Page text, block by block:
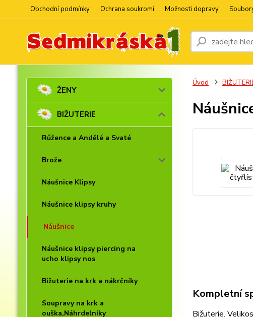
Obchodní podmínky Ochrana soukromí Možnosti dopravy
ŽENY
BIŽUTERIE
Růžence a Andělé a Svaté
Brože
Náušnice Klipsy
Náušnice klipsy kruhy
Náušnice
Náušnice klipsy piercing na
ucho klipsy nos
Bižuterie na krk a nákrčníky
Soupravy na krk a
ouška,Náhrdelníky
Úvod
Kompletní
Bižuterie.